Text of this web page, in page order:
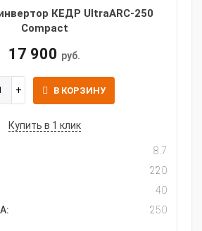
КЕДР UltraARC-250
Compact
17 900 руб.
В КОРЗИНУ
Купить в 1 клик
8.7
220
40
250